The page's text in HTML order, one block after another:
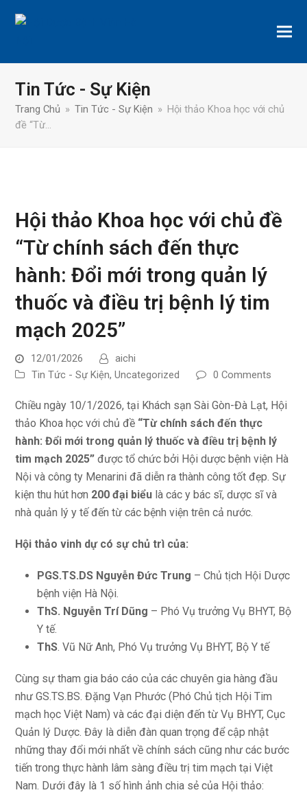
Tin Tức - Sự Kiện
Trang Chủ » Tin Tức - Sự Kiện » Hội thảo Khoa học với chủ
đề “Từ…
Hội thảo Khoa học với chủ đề
“Từ chính sách đến thực
hành: Đổi mới trong quản lý
thuốc và điều trị bệnh lý tim
mạch 2025”
12/01/2026
aichi
Tin Tức - Sự Kiện,Uncategorized 0 Comments
Chiều ngày 10/1/2026, tại Khách sạn Sài Gòn-Đà Lạt, Hội
thảo Khoa học với chủ đề “Từ chính sách đến thực
hành: Đổi mới trong quản lý thuốc và điều trị bệnh lý
tim mạch 2025” được tổ chức bởi Hội dược bệnh viện Hà
Nội và công ty Menarini đã diễn ra thành công tốt đẹp. Sự
kiện thu hút hơn 200 đại biểu là các y bác sĩ, dược sĩ và
nhà quản lý y tế đến từ các bệnh viện trên cả nước.
Hội thảo vinh dự có sự chủ trì của:
PGS.TS.DS Nguyễn Đức Trung – Chủ tịch Hội Dược
bệnh viện Hà Nội.
ThS. Nguyễn Trí Dũng – Phó Vụ trưởng Vụ BHYT, Bộ
Y tế.
ThS. Vũ Nữ Anh, Phó Vụ trưởng Vụ BHYT, Bộ Y tế
Cùng sự tham gia báo cáo của các chuyên gia hàng đầu
như GS.TS.BS. Đặng Vạn Phước (Phó Chủ tịch Hội Tim
mạch học Việt Nam) và các đại diện đến từ Vụ BHYT, Cục
Quản lý Dược. Đây là diễn đàn quan trọng để cập nhật
những thay đổi mới nhất về chính sách cũng như các bước
tiến trong thực hành lâm sàng điều trị tim mạch tại Việt
Nam. Dưới đây là 1 số hình ảnh chia sẻ của Hội thảo: